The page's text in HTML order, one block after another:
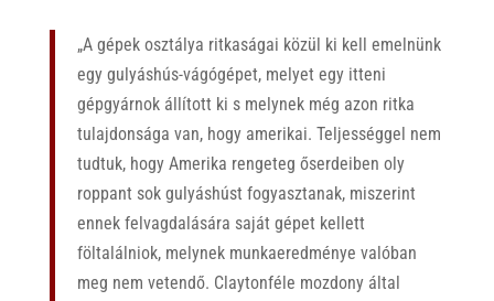
„A gépek osztálya ritkaságai közül ki kell emelnünk
egy gulyáshús-vágógépet, melyet egy itteni
gépgyárnok állított ki s melynek még azon ritka
tulajdonsága van, hogy amerikai. Teljességgel nem
tudtuk, hogy Amerika rengeteg őserdeiben oly
roppant sok gulyáshúst fogyasztanak, miszerint
ennek felvagdalására saját gépet kellett
föltalálniok, melynek munkaeredménye valóban
meg nem vetendő. Claytonféle mozdony által